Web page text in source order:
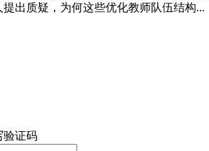
出质疑，为何这些优化教师队伍结构...